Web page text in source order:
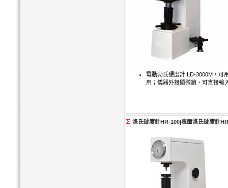
電動勃氏硬度計 LD-3000M，可
用；儀器外接顯微鏡，可直接輸
洛氏硬度計HR-100|表面洛氏硬度計